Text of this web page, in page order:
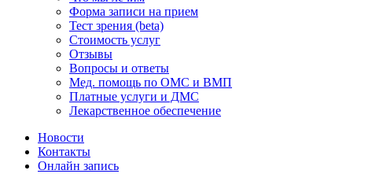
Форма записи на прием
Тест зрения (beta)
Стоимость услуг
Отзывы
Вопросы и ответы
Мед. помощь по ОМС и ВМП
Платные услуги и ДМС
Лекарственное обеспечение
Новости
Контакты
Онлайн запись